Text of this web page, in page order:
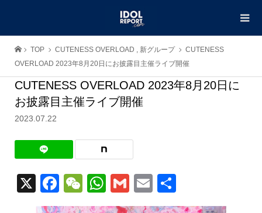
TOP CUTENESS OVERLOAD , 新グループ
CUTENESS
OVERLOAD 2023年8月20日にお披露目主催ライブ開催
CUTENESS OVERLOAD 2023年8月20日に
お披露目主催ライブ開催
2023.07.22
X Facebook
WeChat
WhatsApp
GmailEmail
有